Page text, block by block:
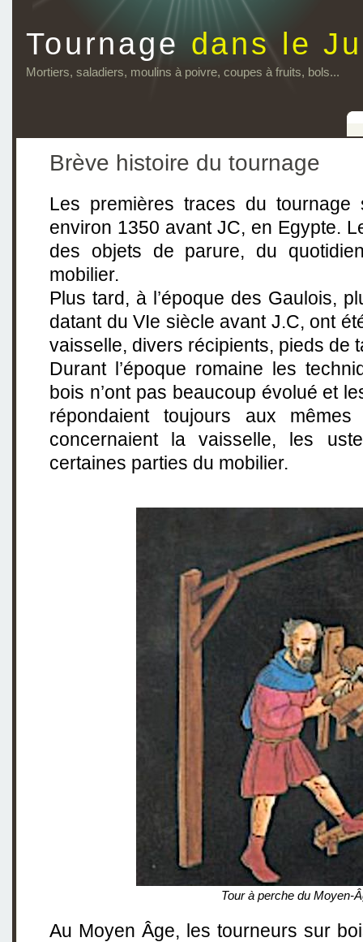
Tournage dans le
Mortiers, saladiers, moulins à poivre, coupes à fruits, bols...
Brève histoire du tournage
Les premières traces du tournage
environ 1350 avant JC, en Egypte.
des objets de parure, du
mobilier.
Plus tard, à l’époque des Gaulois,
datant du VIe siècle avant J.C, ont
vaisselle, divers récipients, pieds de
Durant l’époque romaine les
bois n’ont pas beaucoup évolué et
répondaient toujours aux mêmes
concernaient la vaisselle, les
certaines parties du mobilier.
Tour à perche du Moyen-
Au Moyen Âge, les tourneurs sur